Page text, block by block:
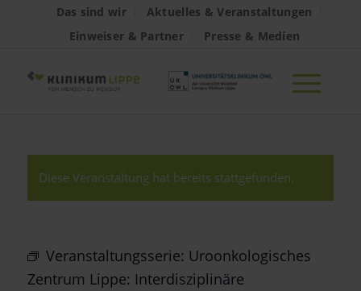
Das sind wir
Aktuelles & Veranstaltungen
Einweiser & Partner
Presse & Medien
Diese Veranstaltung hat bereits stattgefunden.
Veranstaltungsserie: Uroonkologisches
Zentrum Lippe: Interdisziplinäre